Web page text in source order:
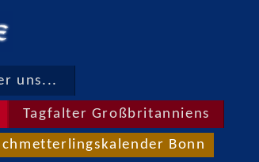
uns...
Tagfalter Großbritanniens
Bonn